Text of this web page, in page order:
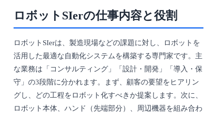
ロボットSIerの仕事内容と役割
ロボットSIerは、製造現場などの課題に対し、ロボットを
活用した最適な自動化システムを構築する専門家です。主
な業務は「コンサルティング」「設計・開発」「導入・保
守」の3段階に分かれます。まず、顧客の要望をヒアリン
グし、どの工程をロボット化すべきか提案します。次に、
ロボット本体、ハンド（先端部分）、周辺機器を組み合わ